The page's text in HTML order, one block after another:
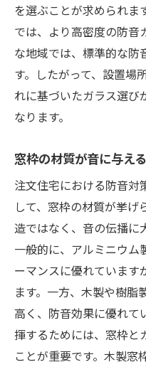
を選ぶことが求められま
では、より高密度の防音
な地域では、標準的な防
す。したがって、設置場
れに基づいたガラス選び
なります。
窓枠の材質が音に与え
注文住宅における防音対
して、窓枠の材質が挙げ
造ではなく、音の伝播に
一般的に、アルミニウム
ーマンスに優れています
ます。一方、木製や樹脂
高く、防音効果に優れて
揮するためには、窓枠と
ことが重要です。木製窓